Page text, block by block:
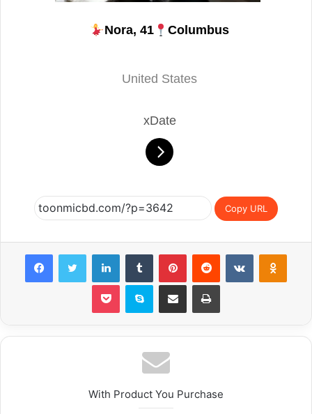
Nora, 41 Columbus
United States
xDate
Copy URL
With Product You Purchase